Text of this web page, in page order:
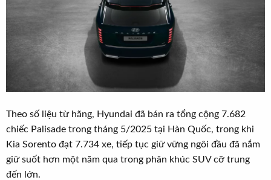
Theo số liệu từ hãng, Hyundai đã bán ra tổng cộng 7.682
chiếc Palisade trong tháng 5/2025 tại Hàn Quốc, trong khi
Kia Sorento đạt 7.734 xe, tiếp tục giữ vững ngôi đầu đã nắm
giữ suốt hơn một năm qua trong phân khúc SUV cỡ trung
đến lớn.